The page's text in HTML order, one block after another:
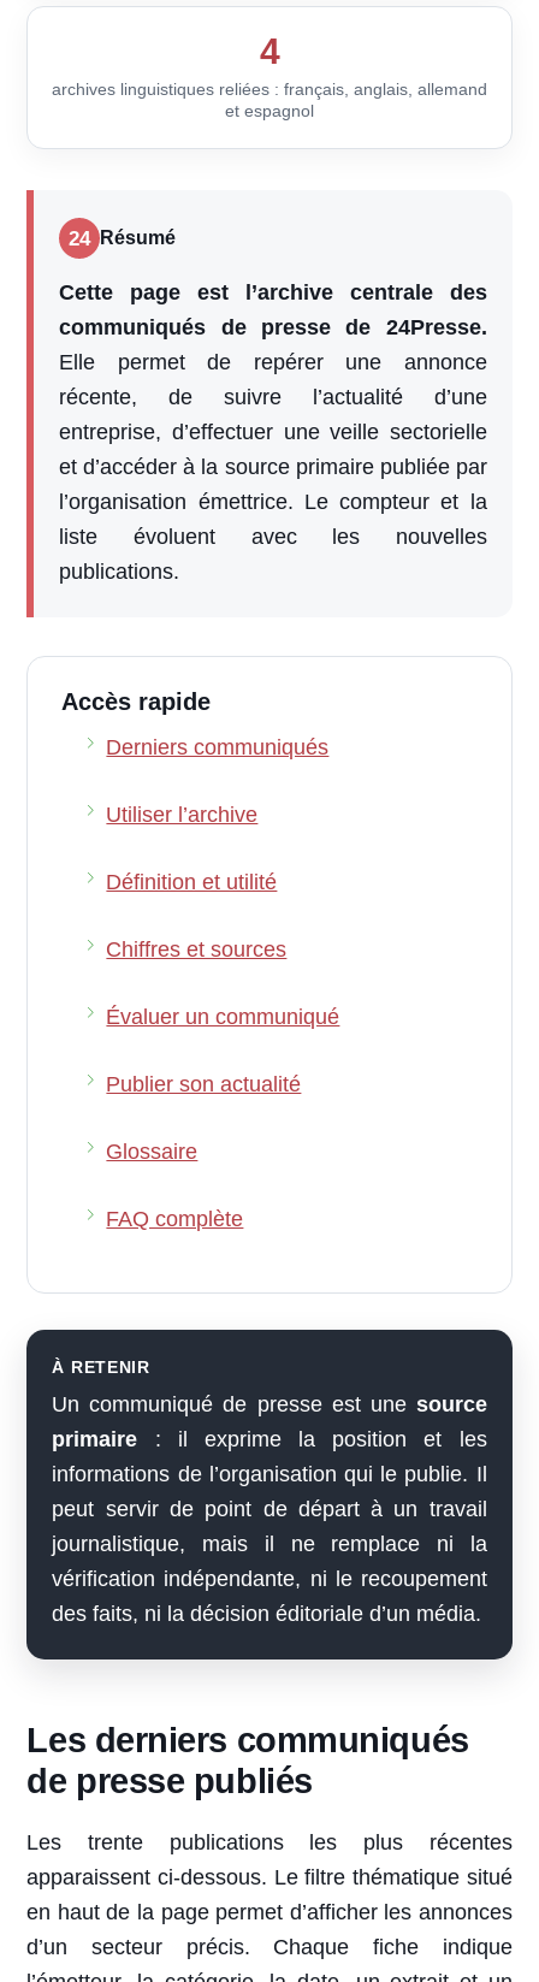
4
archives linguistiques reliées : français, anglais, allemand
et espagnol
24 Résumé
Cette page est l’archive centrale des
communiqués de presse de 24Presse.
Elle permet de repérer une annonce
récente, de suivre l’actualité d’une
entreprise, d’effectuer une veille sectorielle
et d’accéder à la source primaire publiée par
l’organisation émettrice. Le compteur et la
liste évoluent avec les nouvelles
publications.
Accès rapide
Derniers communiqués
Utiliser l’archive
Définition et utilité
Chiffres et sources
Évaluer un communiqué
Publier son actualité
Glossaire
FAQ complète
À RETENIR
Un communiqué de presse est une source
primaire : il exprime la position et les
informations de l’organisation qui le publie. Il
peut servir de point de départ à un travail
journalistique, mais il ne remplace ni la
vérification indépendante, ni le recoupement
des faits, ni la décision éditoriale d’un média.
Les derniers communiqués
de presse publiés
Les trente publications les plus récentes
apparaissent ci-dessous. Le filtre thématique situé
en haut de la page permet d’afficher les annonces
d’un secteur précis. Chaque fiche indique